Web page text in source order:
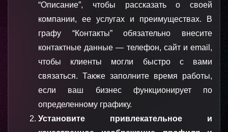
“Описание”, чтобы рассказать о своей
компании, ее услугах и преимуществах. В
графу “Контакты” обязательно внесите
контактные данные — телефон, сайт и email,
чтобы клиенты могли быстро с вами
связаться. Также заполните время работы,
если ваш бизнес функционирует по
определенному графику.
Установите привлекательное и